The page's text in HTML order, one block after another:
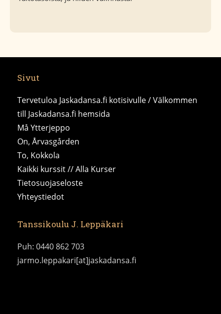
Sivut
Tervetuloa Jaskadansa.fi kotisivulle / Välkommen
till Jaskadansa.fi hemsida
Må Ytterjeppo
On, Årvasgården
To, Kokkola
Kaikki kurssit // Alla Kurser
Tietosuojaseloste
Yhteystiedot
Tanssikoulu J. Leppäkari
Puh: 0440 862 703
jarmo.leppakari[at]jaskadansa.fi